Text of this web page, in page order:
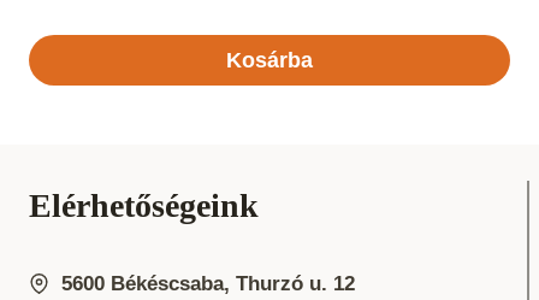
Kosárba
Elérhetőségeink
5600 Békéscsaba, Thurzó u. 12